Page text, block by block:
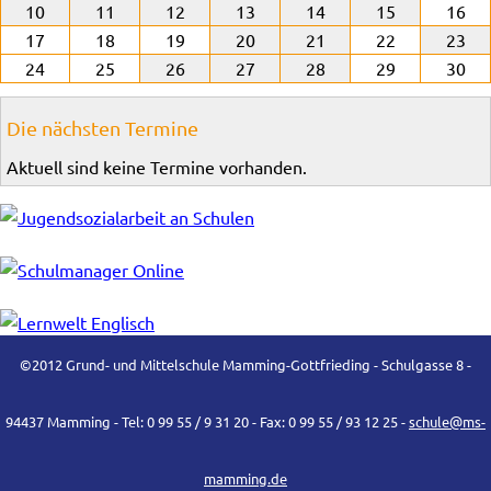
10
11 12 13 14 15
16
17
18 19 20 21 22
23
24
25 26 27 28 29 30
Die nächsten Termine
Aktuell sind keine Termine vorhanden.
©2012 Grund- und Mittelschule Mamming-Gottfrieding - Schulgasse 8 -
94437 Mamming - Tel: 0 99 55 / 9 31 20 - Fax: 0 99 55 / 93 12 25 -schule@ms-
mamming.de